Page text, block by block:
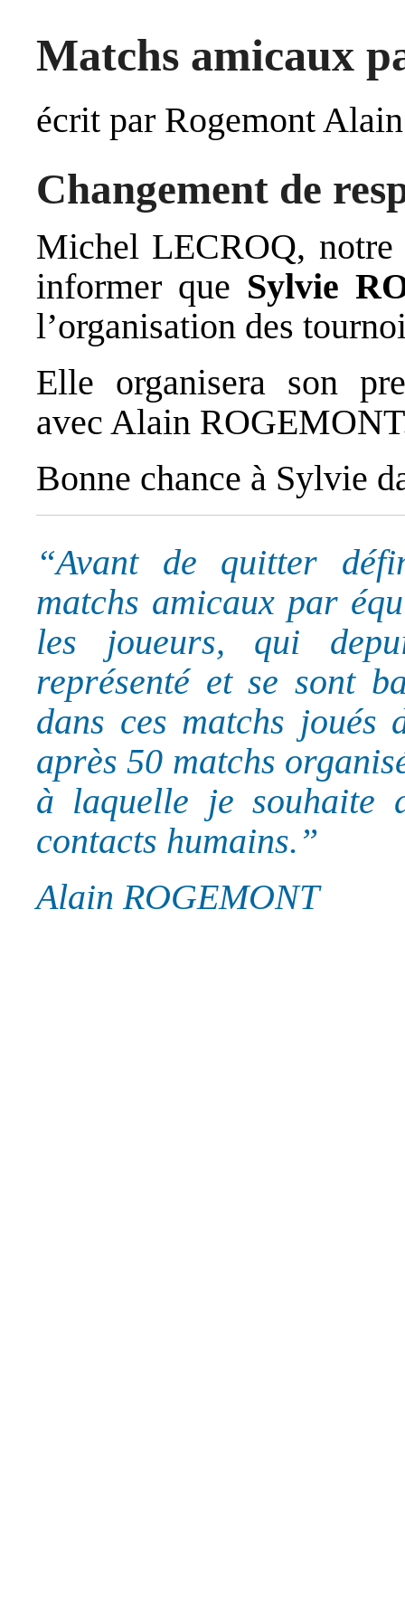
Matchs amicaux
écrit par Rogemont Alain
Changement de
Michel LECROQ,
informer que Sylvie
l’organisation des
Elle organisera son
avec Alain
Bonne chance à Sylvie
“Avant de quitter
matchs amicaux par
les joueurs, qui
représenté et se sont
dans ces matchs joués
après 50 matchs
à laquelle je souhaite
contacts humains.”
Alain ROGEMONT